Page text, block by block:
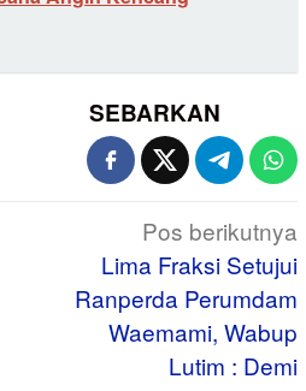
SEBARKAN
Pos berikutnya
Lima Fraksi Setujui
Ranperda Perumdam
Waemami, Wabup
Lutim : Demi